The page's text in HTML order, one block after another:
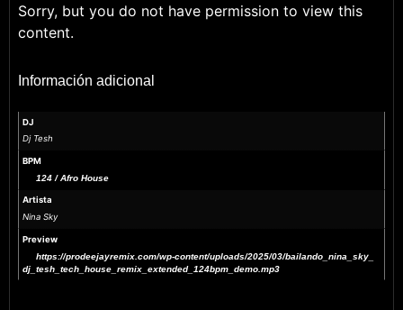
Sorry, but you do not have permission to view this
content.
Información adicional
DJ
Dj Tesh
BPM
124 / Afro House
Artista
Nina Sky
Preview
https://prodeejayremix.com/wp-content/uploads/2025/03/bailando_nina_sky_
dj_tesh_tech_house_remix_extended_124bpm_demo.mp3